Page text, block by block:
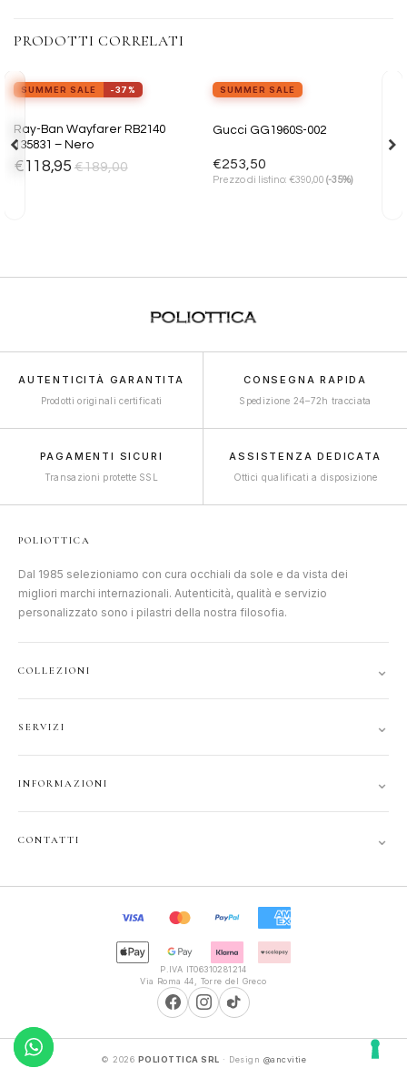
PRODOTTI CORRELATI
Aggiungi
alla lista
view_in_arProvalo ora
SUMMER SALE -37%
Ray-Ban Wayfarer RB2140
135831 – Nero
€118,95 €189,00
SUMMER SALE
Gucci GG1960S-002
€253,50
Prezzo di listino: €390,00 (-35%)
AUTENTICITÀ GARANTITA
Prodotti originali certificati
CONSEGNA RAPIDA
Spedizione 24–72h tracciata
PAGAMENTI SICURI
Transazioni protette SSL
ASSISTENZA DEDICATA
Ottici qualificati a disposizione
POLIOTTICA
Dal 1985 selezioniamo con cura occhiali da sole e da vista dei
migliori marchi internazionali. Autenticità, qualità e servizio
personalizzato sono i pilastri della nostra filosofia.
COLLEZIONI ⌄
JUNIOR
GIFT CARD
SERVIZI ⌄
SPEDIZIONI
RECESSO
INFORMAZIONI ⌄
CONTATTI ⌄
9:30–13:00, 16:00–20:00
P.IVA IT06310281214
Via Roma 44, Torre del Greco
© 2026 POLIOTTICA SRL · Design @ancvitie